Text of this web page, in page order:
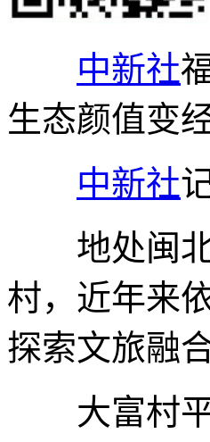
中新社
生态颜值变
中新社
地处闽北
村，近年来
探索文旅融
大富村平